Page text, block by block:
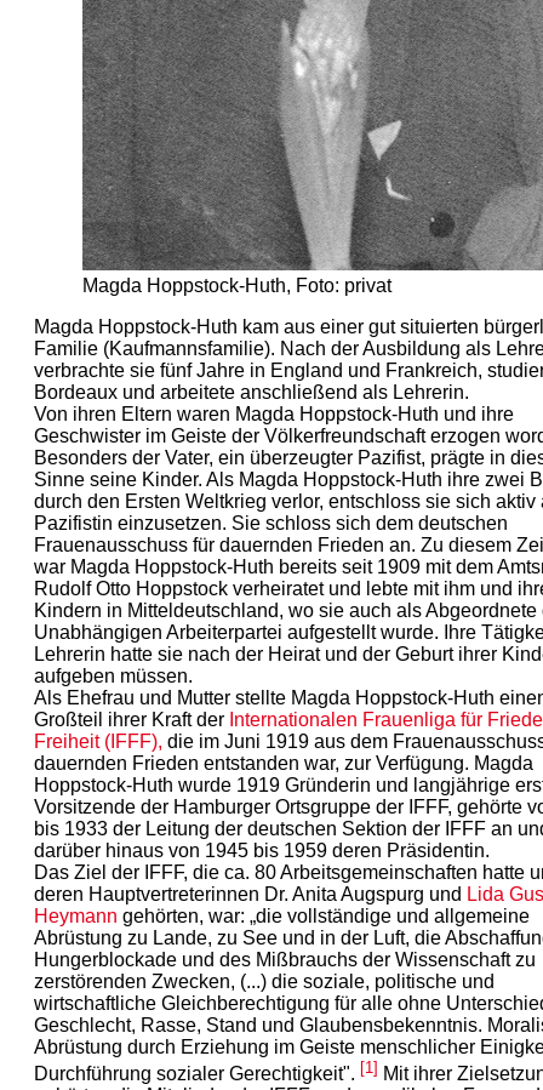
Magda Hoppstock-Huth, Foto: privat
Magda Hoppstock-Huth kam aus einer gut situierten
Familie (Kaufmannsfamilie). Nach der Ausbildung als
verbrachte sie fünf Jahre in England und Frankreich,
Bordeaux und arbeitete anschließend als Lehrerin.
Von ihren Eltern waren Magda Hoppstock-Huth und ihre
Geschwister im Geiste der Völkerfreundschaft erzogen
Besonders der Vater, ein überzeugter Pazifist, prägte in
Sinne seine Kinder. Als Magda Hoppstock-Huth ihre zwei
durch den Ersten Weltkrieg verlor, entschloss sie sich aktiv
Pazifistin einzusetzen. Sie schloss sich dem deutschen
Frauenausschuss für dauernden Frieden an. Zu diesem
war Magda Hoppstock-Huth bereits seit 1909 mit dem
Rudolf Otto Hoppstock verheiratet und lebte mit ihm und
Kindern in Mitteldeutschland, wo sie auch als Abgeordnete
Unabhängigen Arbeiterpartei aufgestellt wurde. Ihre
Lehrerin hatte sie nach der Heirat und der Geburt ihrer
aufgeben müssen.
Als Ehefrau und Mutter stellte Magda Hoppstock-Huth
Großteil ihrer Kraft der Internationalen Frauenliga für
Freiheit (IFFF), die im Juni 1919 aus dem
dauernden Frieden entstanden war, zur Verfügung. Magda
Hoppstock-Huth wurde 1919 Gründerin und langjährige
Vorsitzende der Hamburger Ortsgruppe der IFFF, gehörte
bis 1933 der Leitung der deutschen Sektion der IFFF an
darüber hinaus von 1945 bis 1959 deren Präsidentin.
Das Ziel der IFFF, die ca. 80 Arbeitsgemeinschaften hatte
deren Hauptvertreterinnen Dr. Anita Augspurg und Lida
Heymann gehörten, war: „die vollständige und allgemeine
Abrüstung zu Lande, zu See und in der Luft, die
Hungerblockade und des Mißbrauchs der Wissenschaft zu
zerstörenden Zwecken, (...) die soziale, politische und
wirtschaftliche Gleichberechtigung für alle ohne
Geschlecht, Rasse, Stand und Glaubensbekenntnis.
Abrüstung durch Erziehung im Geiste menschlicher
Durchführung sozialer Gerechtigkeit". [1] Mit ihrer